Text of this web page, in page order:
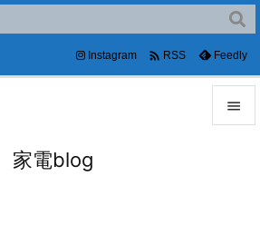
家電blog

Instagram  RSS Feedly